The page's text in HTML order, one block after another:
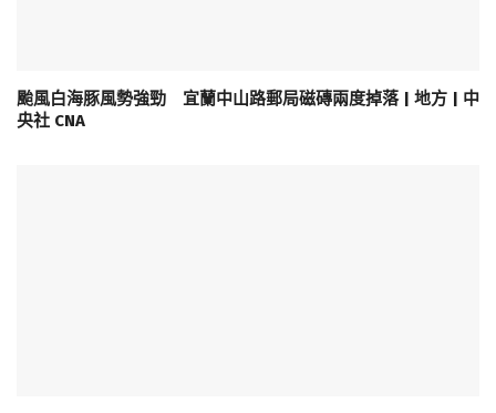
颱風白海豚風勢強勁 宜蘭中山路郵局磁磚兩度掉落 | 地方 | 中
央社 CNA